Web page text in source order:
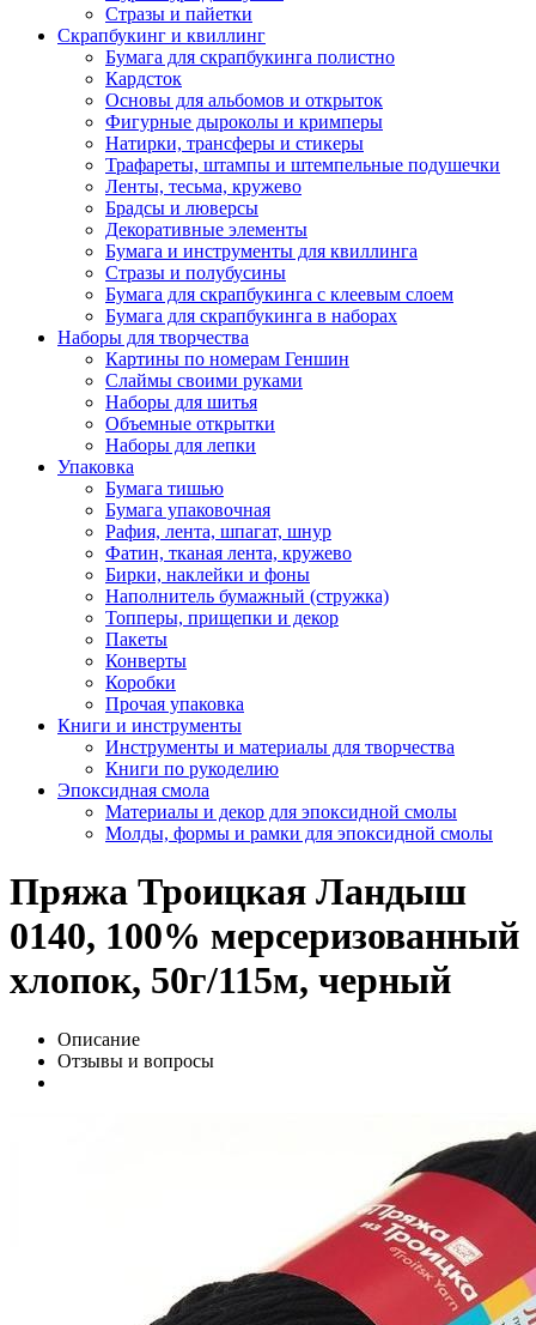
Стразы и пайетки
Скрапбукинг и квиллинг
Бумага для скрапбукинга полистно
Кардсток
Основы для альбомов и открыток
Фигурные дыроколы и кримперы
Натирки, трансферы и стикеры
Трафареты, штампы и штемпельные подушечки
Ленты, тесьма, кружево
Брадсы и люверсы
Декоративные элементы
Бумага и инструменты для квиллинга
Стразы и полубусины
Бумага для скрапбукинга с клеевым слоем
Бумага для скрапбукинга в наборах
Наборы для творчества
Картины по номерам Геншин
Слаймы своими руками
Наборы для шитья
Объемные открытки
Наборы для лепки
Упаковка
Бумага тишью
Бумага упаковочная
Рафия, лента, шпагат, шнур
Фатин, тканая лента, кружево
Бирки, наклейки и фоны
Наполнитель бумажный (стружка)
Топперы, прищепки и декор
Пакеты
Конверты
Коробки
Прочая упаковка
Книги и инструменты
Инструменты и материалы для творчества
Книги по рукоделию
Эпоксидная смола
Материалы и декор для эпоксидной смолы
Молды, формы и рамки для эпоксидной смолы
Пряжа Троицкая Ландыш
0140, 100% мерсеризованный
хлопок, 50г/115м, черный
Описание
Отзывы и вопросы